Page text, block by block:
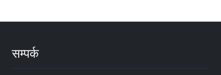
सम्पर्क